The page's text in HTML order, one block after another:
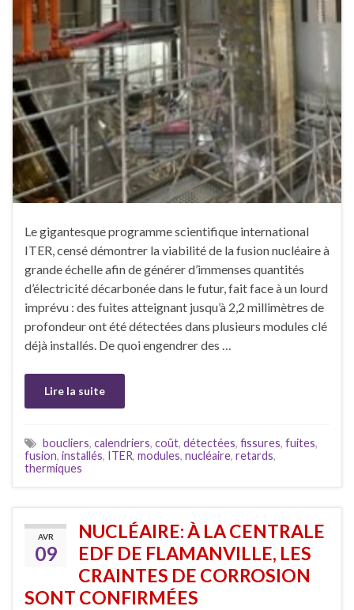
Le gigantesque programme scientifique international
ITER, censé démontrer la viabilité de la fusion nucléaire à
grande échelle afin de générer d’immenses quantités
d’électricité décarbonée dans le futur, fait face à un lourd
imprévu : des fuites atteignant jusqu’à 2,2 millimètres de
profondeur ont été détectées dans plusieurs modules clé
déjà installés. De quoi engendrer des …
Lire la suite
boucliers, calendriers, coût, détectées, fissures, fuites,
fusion, installés, ITER, modules, nucléaire, retards,
thermiques
AVR
09
NUCLÉAIRE: À LA CENTRALE
EDF DE FLAMANVILLE, LES
CRAINTES DE CORROSION
SONT CONFIRMÉES